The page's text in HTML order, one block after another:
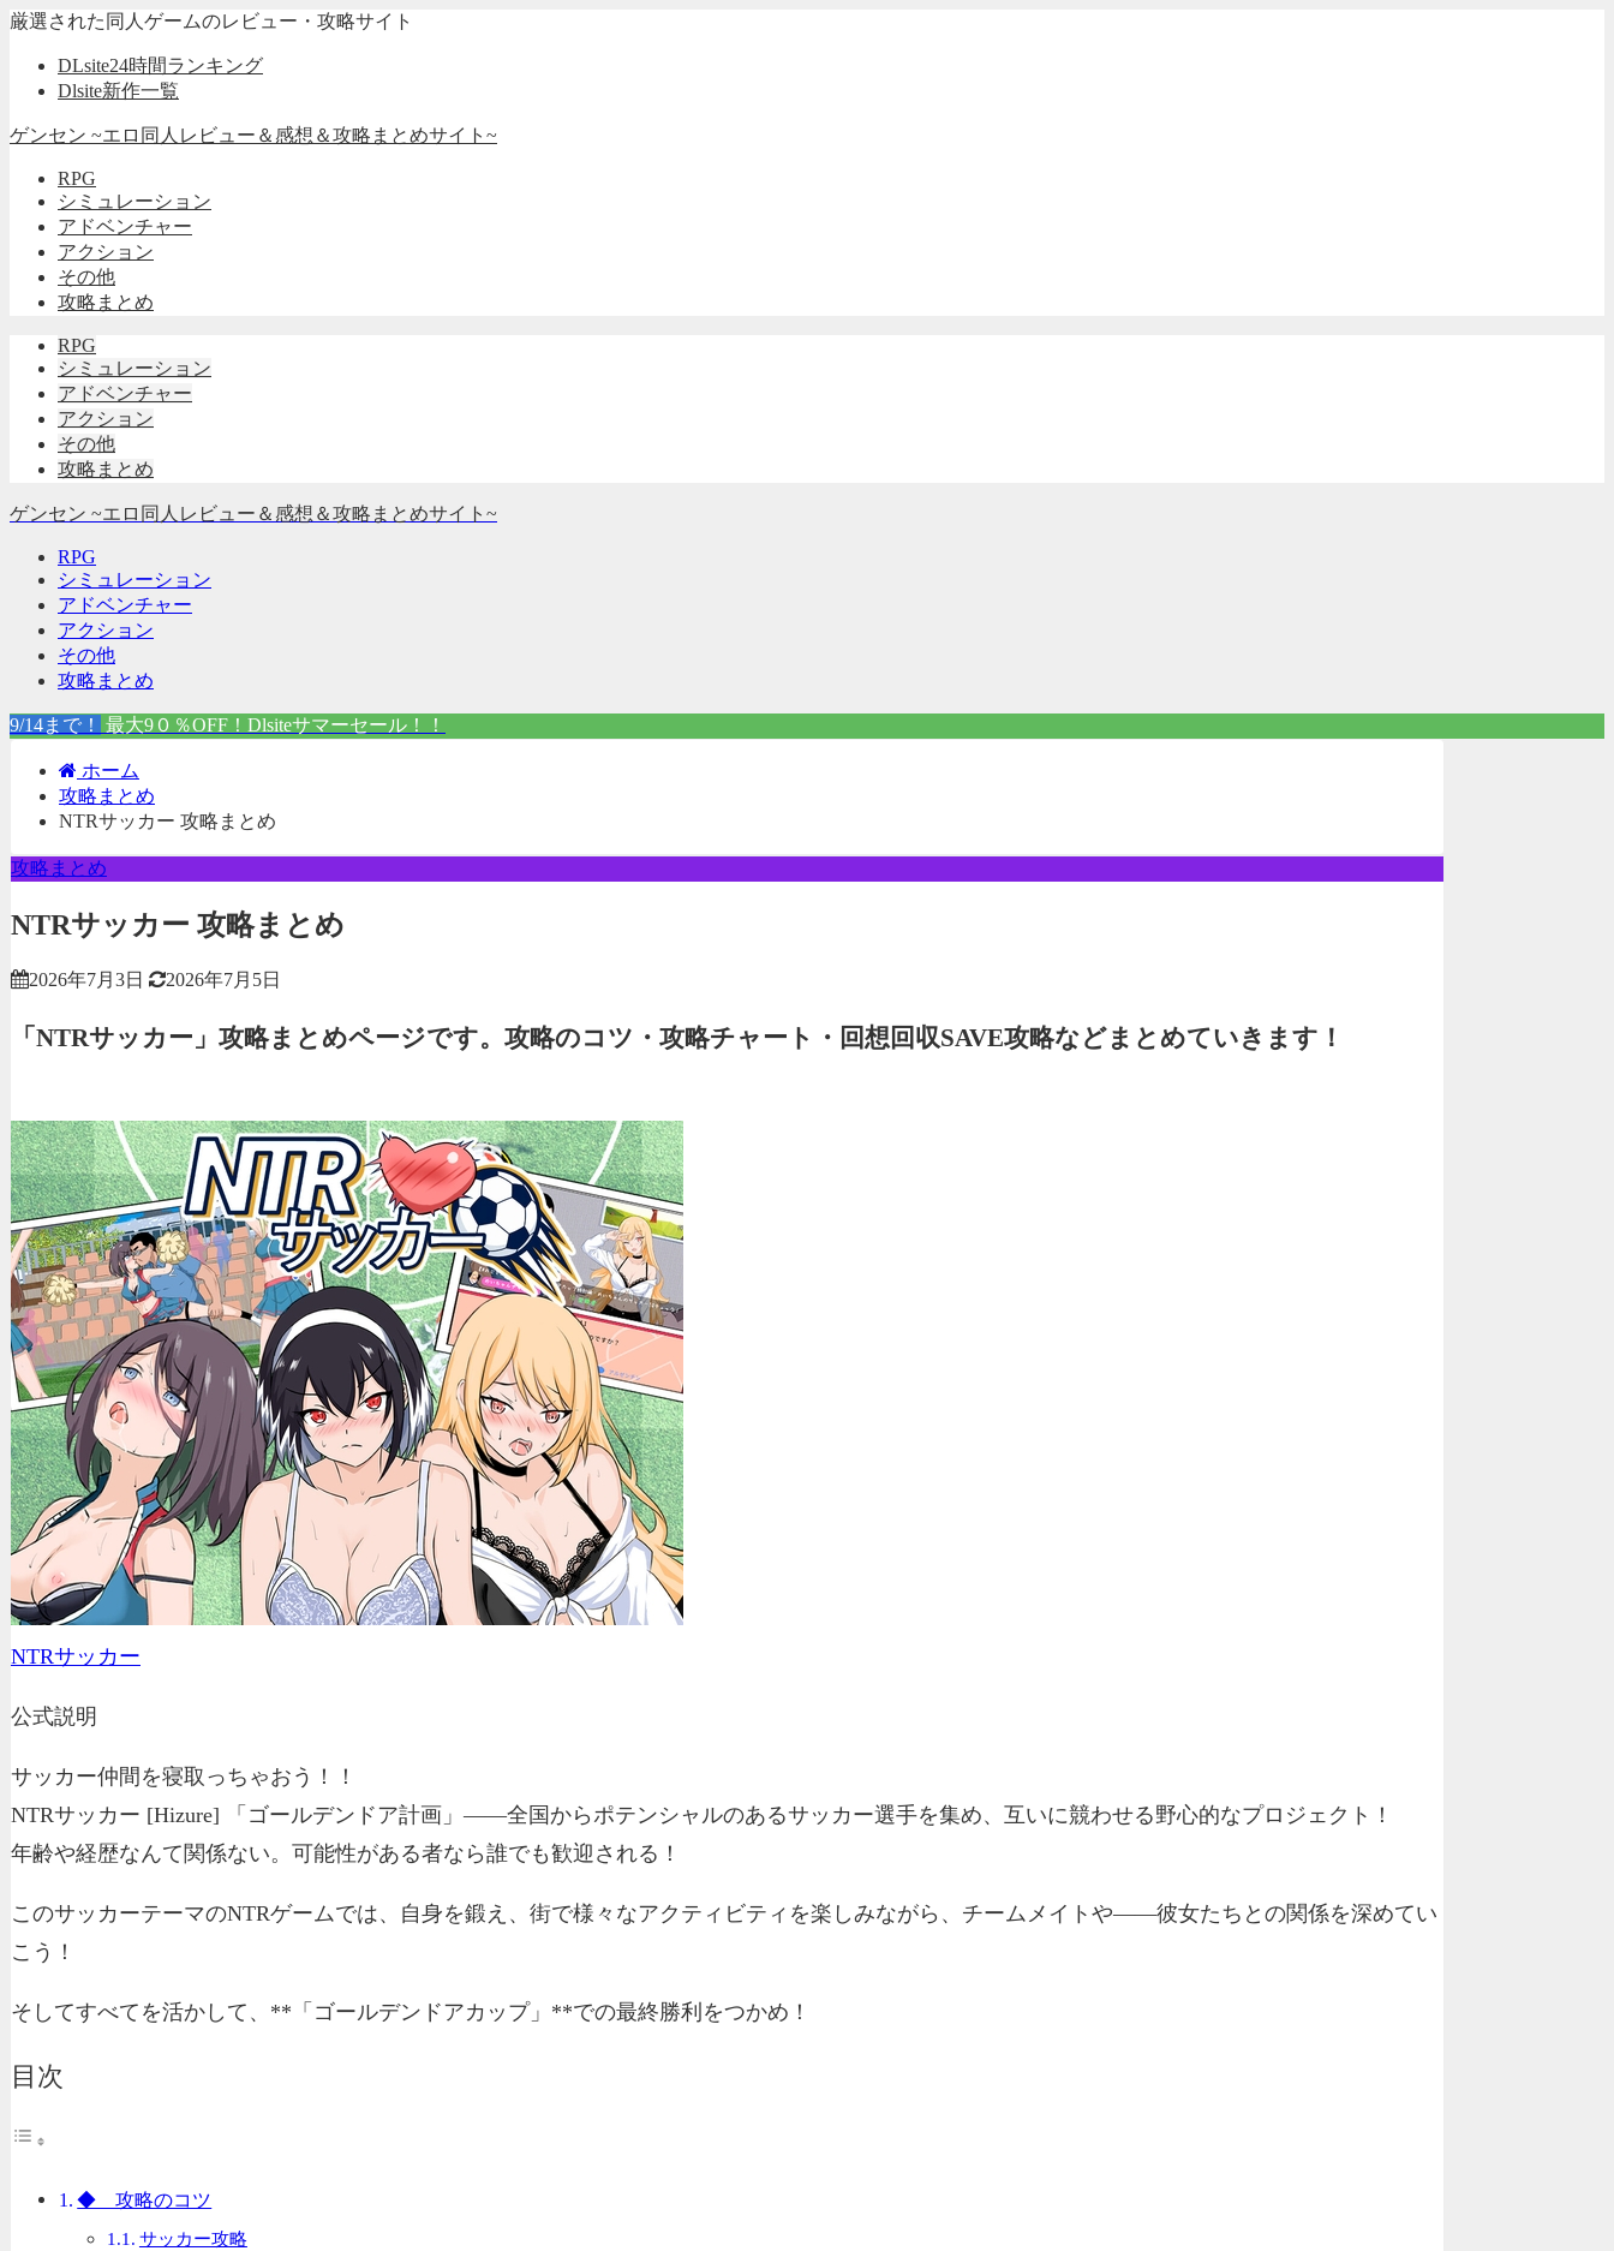
厳選された同人ゲームのレビュー・攻略サイト
DLsite24時間ランキング
Dlsite新作一覧
ゲンセン ~エロ同人レビュー＆感想＆攻略まとめサイト~
RPG
シミュレーション
アドベンチャー
アクション
その他
攻略まとめ
RPG
シミュレーション
アドベンチャー
アクション
その他
攻略まとめ
ゲンセン ~エロ同人レビュー＆感想＆攻略まとめサイト~
RPG
シミュレーション
アドベンチャー
アクション
その他
攻略まとめ
9/14まで！ 最大9０％OFF！Dlsiteサマーセール！！
ホーム
攻略まとめ
NTRサッカー 攻略まとめ
攻略まとめ
NTRサッカー 攻略まとめ
2026年7月3日 2026年7月5日
「NTRサッカー」攻略まとめページです。攻略のコツ・攻略チャート・回想回収SAVE攻略などまとめていきます！
NTRサッカー
公式説明
サッカー仲間を寝取っちゃおう！！
NTRサッカー [Hizure] 「ゴールデンドア計画」――全国からポテンシャルのあるサッカー選手を集め、互いに競わせる野心的なプロジェクト！
年齢や経歴なんて関係ない。可能性がある者なら誰でも歓迎される！
このサッカーテーマのNTRゲームでは、自身を鍛え、街で様々なアクティビティを楽しみながら、チームメイトや――彼女たちとの関係を深めてい
こう！
そしてすべてを活かして、**「ゴールデンドアカップ」**での最終勝利をつかめ！
目次
◆ 攻略のコツ
サッカー攻略